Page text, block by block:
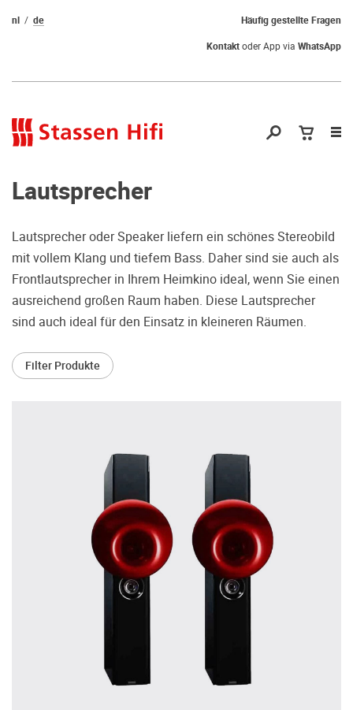
Qual der Wahl?
Warum kommen Sie nicht vorbei und
hören erstmal Probe? Dadurch stellen
treffen.
Geschmack doch anders ist als der
Geschmack desjenigen, auf den sie gehört
haben. Deshalb bieten wir Ihnen die
Möglichkeit, Ihr(e) Wunschgerät(e) ganz
ohne Zeitdruck in unserem Palazzo
Hörschloss Probe zu hören. Nutzen Sie
diese Möglichkeit!
Vereinbaren Sie einen Hörtermin.
Häufig gestellte Fragen
nl
de
Kontaktoder App via WhatsApp
Lautsprecher
Lautsprecher oder Speaker liefern ein schönes Stereobild
mit vollem Klang und tiefem Bass. Daher sind sie auch als
Frontlautsprecher in Ihrem Heimkino ideal, wenn Sie einen
ausreichend großen Raum haben. Diese Lautsprecher
sind auch ideal für den Einsatz in kleineren Räumen.
Filter Produkte